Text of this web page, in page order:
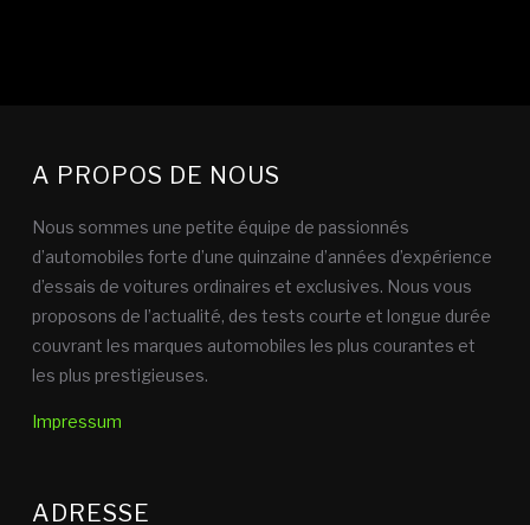
A PROPOS DE NOUS
Nous sommes une petite équipe de passionnés
d’automobiles forte d’une quinzaine d’années d’expérience
d’essais de voitures ordinaires et exclusives. Nous vous
proposons de l’actualité, des tests courte et longue durée
couvrant les marques automobiles les plus courantes et
les plus prestigieuses.
Impressum
ADRESSE